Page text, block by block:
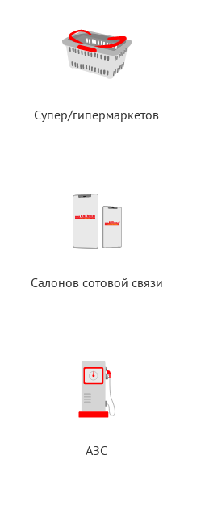
Супер/гипермаркетов
Салонов сотовой связи
АЗС